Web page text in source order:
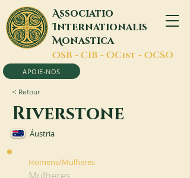
Associatio
Internationalis
Monastica
OSB - CIB - OCist - OCSO
APOIE-NOS
< Retour
Riverstone
Áustria
Homens/Mulheres